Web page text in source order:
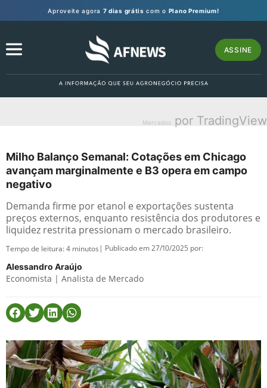
Aproveite agora 7 dias grátis com o Plano Premium!
ASSINE
Mercados por TradingView
Milho Balanço Semanal: Cotações em Chicago
avançam marginalmente e B3 opera em campo
negativo
Demanda firme por etanol e exportações sustenta
preços externos, enquanto resistência dos produtores e
liquidez restrita pressionam o mercado brasileiro.
Tempo de leitura:4 minutos | Publicado em 27/10/2025 por:
Alessandro Araújo
Economista | Analista de Mercado